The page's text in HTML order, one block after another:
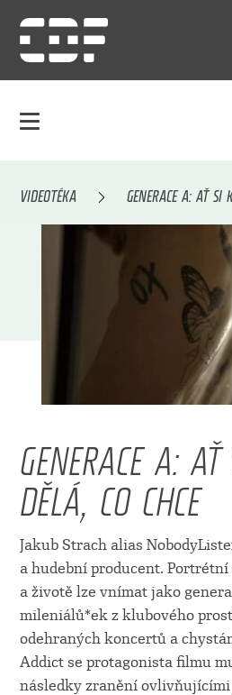
VIDEOTÉKA GENERACE A: AŤ SI
GENERACE A:
DĚLÁ, CO CHCE
Jakub Strach alias
a hudební producent.
a životě lze vnímat jako
mileniálů*ek z klubového
odehraných koncertů a
Addict se protagonista filmu
následky zranění ovlivňujícími